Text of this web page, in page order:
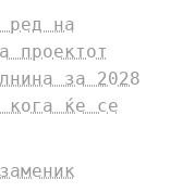
ред на
проектот
за 2028
кога ќе се